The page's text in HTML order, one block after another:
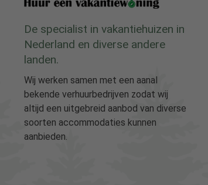
De specialist in vakantiehuizen in
Nederland en diverse andere
landen.
Wij werken samen met een aanal
bekende verhuurbedrijven zodat wij
altijd een uitgebreid aanbod van diverse
soorten accommodaties kunnen
aanbieden.